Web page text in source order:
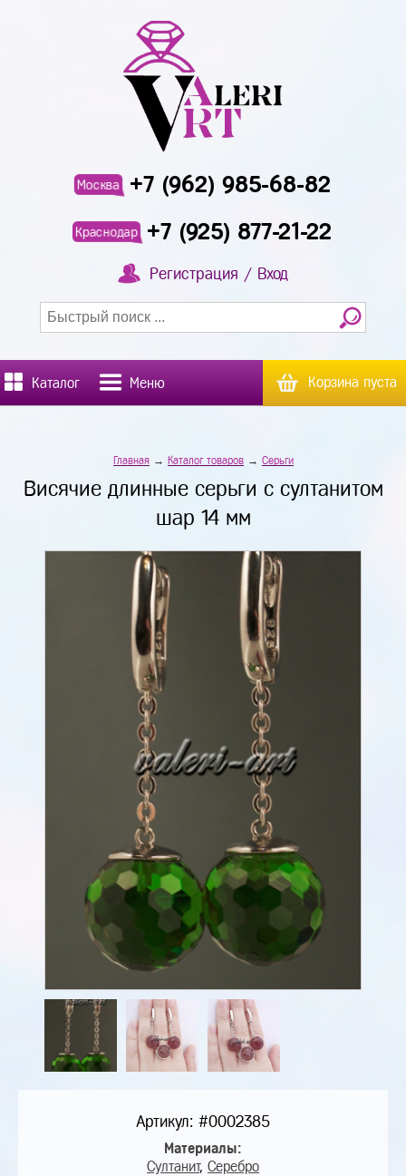
Москва +7 (962) 985-68-82
Краснодар +7 (925) 877-21-22
Регистрация / Вход
Каталог Меню Корзина пуста
Главная→ Каталог товаров→ Серьги
Висячие длинные серьги с султанитом
шар 14 мм
Артикул: #0002385
Материалы:
Султанит, Серебро